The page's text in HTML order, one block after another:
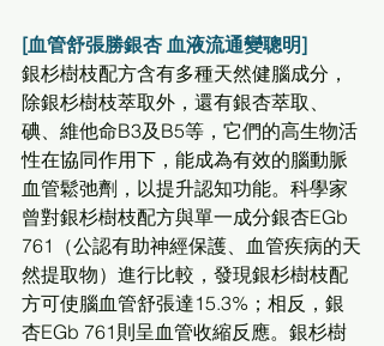
[血管舒張勝銀杏 血液流通變聰明]
銀杉樹枝配方含有多種天然健腦成分，
除銀杉樹枝萃取外，還有銀杏萃取、
碘、維他命B3及B5等，它們的高生物活
性在協同作用下，能成為有效的腦動脈
血管鬆弛劑，以提升認知功能。科學家
曾對銀杉樹枝配方與單一成分銀杏EGb
761（公認有助神經保護、血管疾病的天
然提取物）進行比較，發現銀杉樹枝配
方可使腦血管舒張達15.3%；相反，銀
杏EGb 761則呈血管收縮反應。銀杉樹